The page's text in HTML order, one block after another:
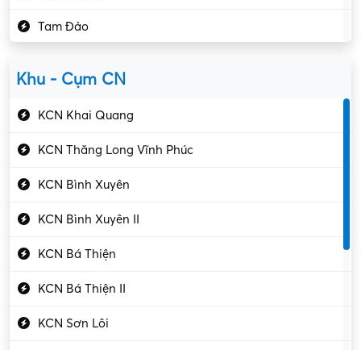
Kiểm soát chất lượng
Kỹ sư cơ khí
Kỹ sư điện
Kỹ thuật cao
Kỹ thuật mạng – IT
Làm bán thời gian
Lao động phổ thông
Lập trình – Phát triển
Luật – Công chứng
Tam Đảo
Khu - Cụm CN
KCN Khai Quang
KCN Thăng Long Vĩnh Phúc
KCN Bình Xuyên
KCN Bình Xuyên II
KCN Bá Thiện
KCN Bá Thiện II
KCN Sơn Lôi